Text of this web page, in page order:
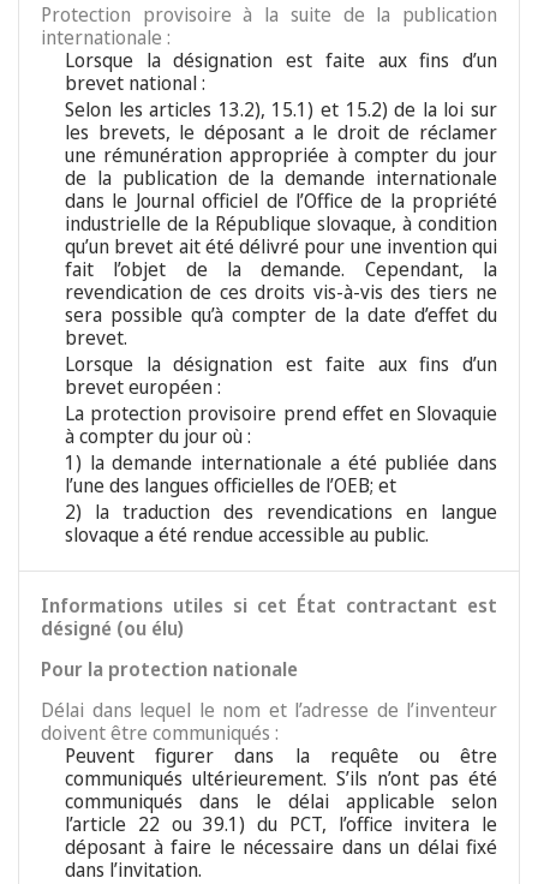
Protection provisoire à la suite de la publication
internationale :
Lorsque la désignation est faite aux fins d’un
brevet national :
Selon les articles 13.2), 15.1) et 15.2) de la loi sur
les brevets, le déposant a le droit de réclamer
une rémunération appropriée à compter du jour
de la publication de la demande internationale
dans le Journal officiel de l’Office de la propriété
industrielle de la République slovaque, à condition
qu’un brevet ait été délivré pour une invention qui
fait l’objet de la demande. Cependant, la
revendication de ces droits vis-à-vis des tiers ne
sera possible qu’à compter de la date d’effet du
brevet.
Lorsque la désignation est faite aux fins d’un
brevet européen :
La protection provisoire prend effet en Slovaquie
à compter du jour où :
1) la demande internationale a été publiée dans
l’une des langues officielles de l’OEB; et
2) la traduction des revendications en langue
slovaque a été rendue accessible au public.
Informations utiles si cet État contractant est
désigné (ou élu)
Pour la protection nationale
Délai dans lequel le nom et l’adresse de l’inventeur
doivent être communiqués :
Peuvent figurer dans la requête ou être
communiqués ultérieurement. S’ils n’ont pas été
communiqués dans le délai applicable selon
l’article 22 ou 39.1) du PCT, l’office invitera le
déposant à faire le nécessaire dans un délai fixé
dans l’invitation.